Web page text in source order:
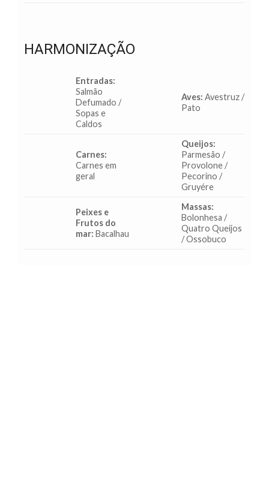
HARMONIZAÇÃO
Entradas:
Salmão
Defumado /
Sopas e
Caldos
Aves: Avestruz /
Pato
Carnes:
Carnes em
geral
Queijos:
Parmesão /
Provolone /
Pecorino /
Gruyére
Peixes e
Frutos do
mar: Bacalhau
Massas:
Bolonhesa /
Quatro Queijos
/ Ossobuco